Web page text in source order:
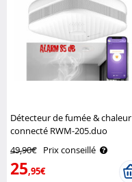
Détecteur de fumée & chaleur
connecté RWM-205.duo
49,90€ Prix conseillé
25,95€